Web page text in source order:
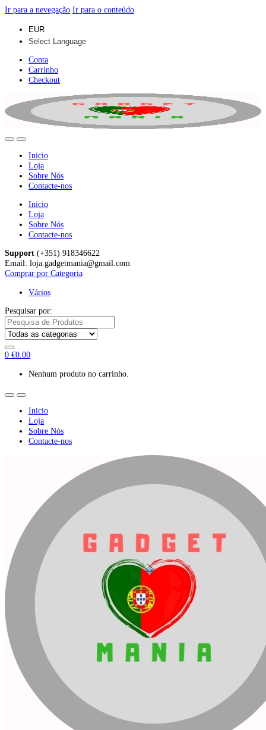
Ir para a nevegação Ir para o conteúdo
Conta
Carrinho
Checkout
Inicio
Loja
Sobre Nós
Contacte-nos
Inicio
Loja
Sobre Nós
Contacte-nos
Support (+351) 918346622
Email: loja.gadgetmania@gmail.com
Comprar por Categoria
Vários
Pesquisar por:
0 €0.00
Nenhum produto no carrinho.
Inicio
Loja
Sobre Nós
Contacte-nos